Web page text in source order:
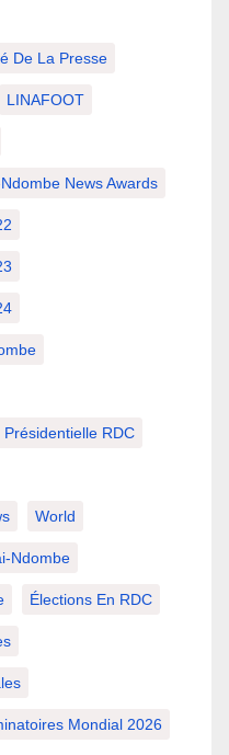
De La Presse
LINAFOOT
News Awards
Présidentielle RDC
World
Ndombe
Élections En RDC
Mondial 2026